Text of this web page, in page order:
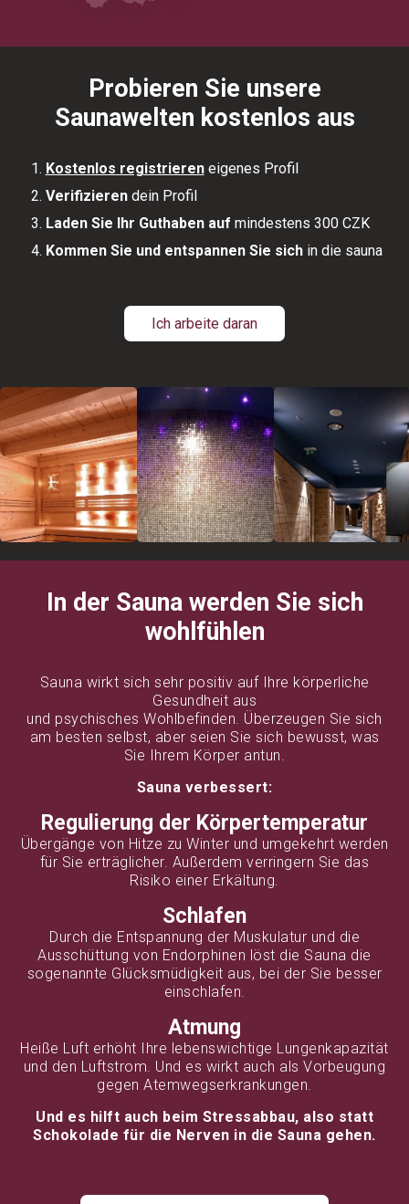
Probieren Sie unsere
Saunawelten kostenlos aus
Kostenlos registriereneigenes Profil
Verifizierendein Profil
Laden Sie Ihr Guthaben auf mindestens 300 CZK
Kommen Sie und entspannen Sie sichin die sauna
Ich arbeite daran
In der Sauna werden Sie sich
wohlfühlen
Sauna wirkt sich sehr positiv auf Ihre körperliche
Gesundheit aus
und psychisches Wohlbefinden. Überzeugen Sie sich
am besten selbst, aber seien Sie sich bewusst, was
Sie Ihrem Körper antun.
Sauna verbessert:
Regulierung der Körpertemperatur
Übergänge von Hitze zu Winter und umgekehrt werden
für Sie erträglicher. Außerdem verringern Sie das
Risiko einer Erkältung.
Schlafen
Durch die Entspannung der Muskulatur und die
Ausschüttung von Endorphinen löst die Sauna die
sogenannte Glücksmüdigkeit aus, bei der Sie besser
einschlafen.
Atmung
Heiße Luft erhöht Ihre lebenswichtige Lungenkapazität
und den Luftstrom. Und es wirkt auch als Vorbeugung
gegen Atemwegserkrankungen.
Und es hilft auch beim Stressabbau, also statt
Schokolade für die Nerven in die Sauna gehen.